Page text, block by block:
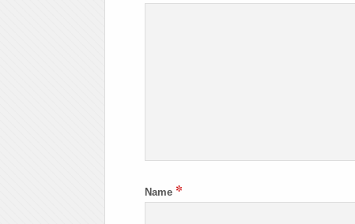
Name *